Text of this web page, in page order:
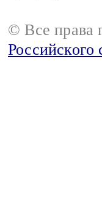
© Все права
Российского